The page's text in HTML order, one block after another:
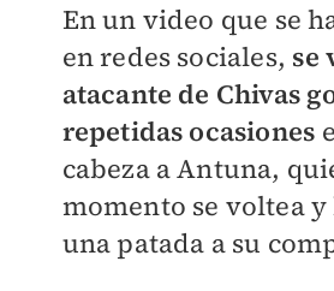
En un video que se
en redes sociales, se
atacante de Chivas
repetidas ocasiones
cabeza a Antuna,
momento se voltea
una patada a su